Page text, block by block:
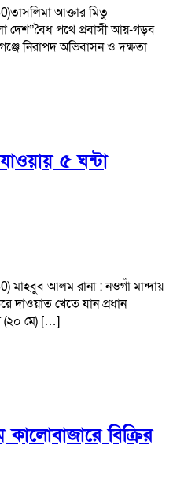
আক্তার মিতু
দেশ”বৈধ পথে প্রবাসী আয়-গড়ব
নিরাপদ অভিবাসন ও দক্ষতা
৫ ঘন্টা
আলম রানা : নওগাঁ মান্দায়
দাওয়াত খেতে যান প্রধান
(২০ মে) […]
বিক্রির